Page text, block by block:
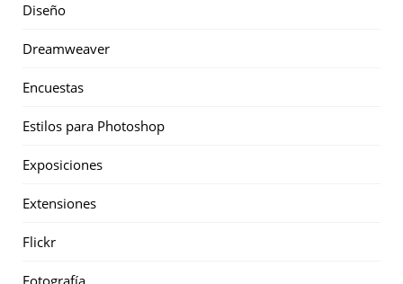
Diseño
Dreamweaver
Encuestas
Estilos para Photoshop
Exposiciones
Extensiones
Flickr